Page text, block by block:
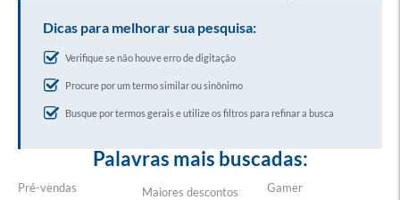
Dicas para melhorar sua pesquisa:
Verifique se não houve erro de digitação
Procure por um termo similar ou sinônimo
Busque por termos gerais e utilize os filtros para refinar a busca
Palavras mais buscadas:
Pré-vendas
Maiores descontos
Gamer